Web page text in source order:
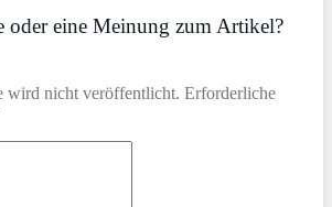
oder eine Meinung zum Artikel?
wird nicht veröffentlicht. Erforderliche